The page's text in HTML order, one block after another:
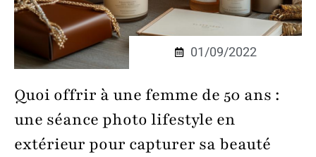
01/09/2022
Quoi offrir à une femme de 50 ans :
une séance photo lifestyle en
extérieur pour capturer sa beauté